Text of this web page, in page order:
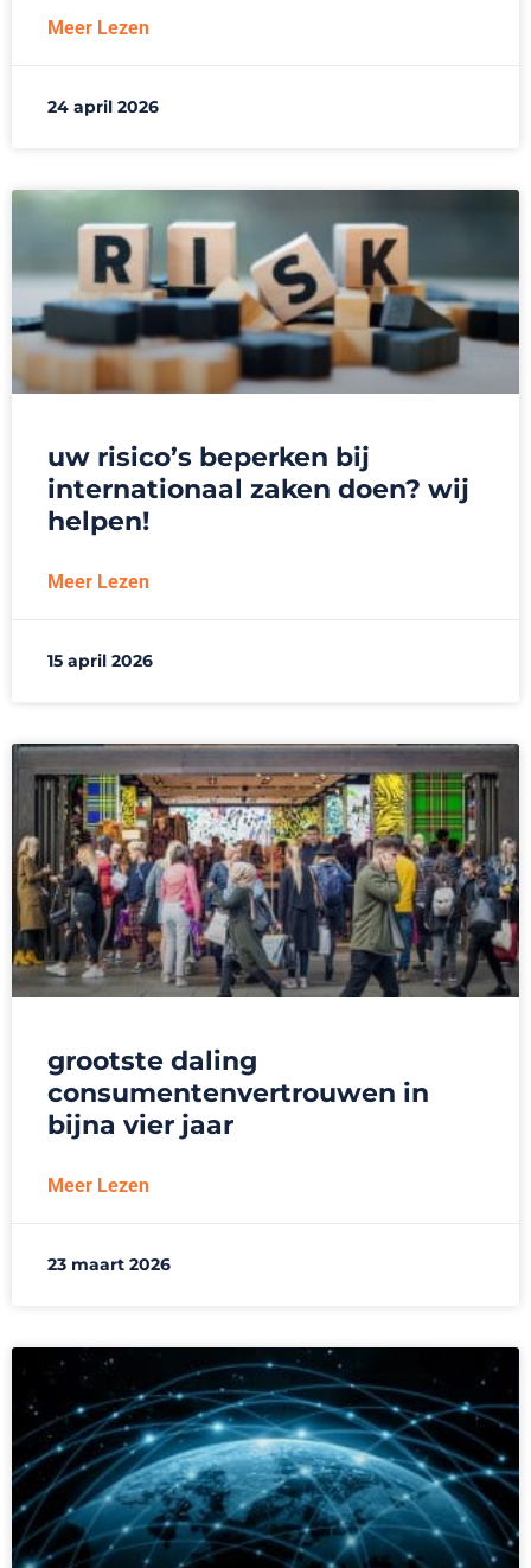
Meer Lezen
24 april 2026
uw risico’s beperken bij
internationaal zaken doen? wij
helpen!
Meer Lezen
15 april 2026
grootste daling
consumentenvertrouwen in
bijna vier jaar
Meer Lezen
23 maart 2026